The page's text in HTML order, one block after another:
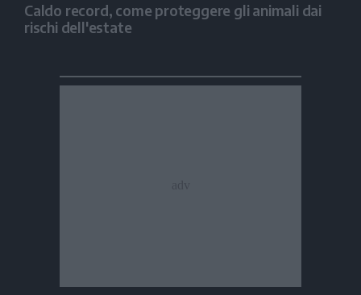
Caldo record, come proteggere gli animali dai
rischi dell'estate